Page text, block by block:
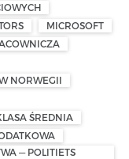
MICROSOFT
NORWEGII
ŚREDNIA
— POLITIETS